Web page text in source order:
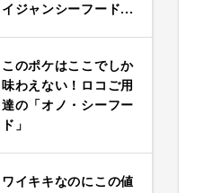
イジャンシーフード...
FOOD
このポケはここでしか
味わえない！ロコご用
達の「オノ・シーフー
ド」
FOOD
ワイキキなのにこの値